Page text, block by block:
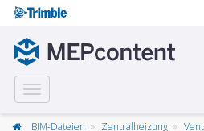
Toggle
navigation
BIM-Dateien Zentralheizung